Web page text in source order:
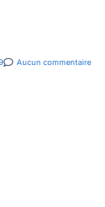
Aucun commentaire